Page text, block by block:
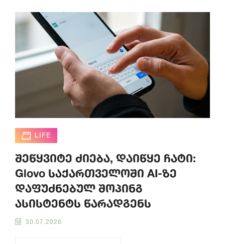
LIFE
შეწყვიტე ძიება, დაიწყე ჩატი:
Glovo საქართველოში AI-ზე
დაფუძნებულ შოპინგ
ასისტენტს წარადგენს
30.07.2026